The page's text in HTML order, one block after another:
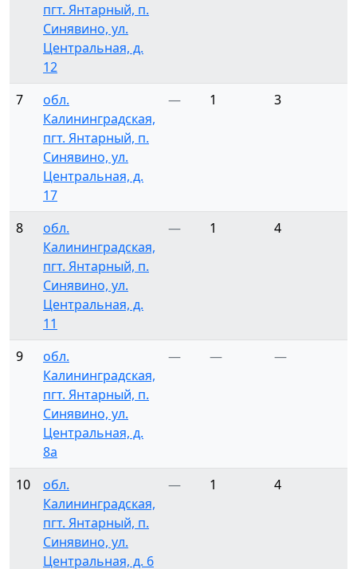
пгт. Янтарный, п.
Синявино, ул.
Центральная, д.
12
7
обл.
Калининградская,
пгт. Янтарный, п.
Синявино, ул.
Центральная, д.
17
— 1 3
8
обл.
Калининградская,
пгт. Янтарный, п.
Синявино, ул.
Центральная, д.
11
— 1 4
9
обл.
Калининградская,
пгт. Янтарный, п.
Синявино, ул.
Центральная, д.
8а
— — —
10
обл.
Калининградская,
пгт. Янтарный, п.
Синявино, ул.
Центральная, д. 6
— 1 4